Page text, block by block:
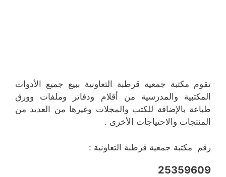
تقوم مكتبة جمعية قرطبة التعاونية ببيع جميع الأدوات
المكتبية والمدرسية من أقلام ودفاتر وملفات وورق
طباعة بالإضافة للكتب والمجلات وغيرها من العديد من
المنتجات والاحتياجات الأخرى .
رقم مكتبة جمعية قرطبة التعاونية :
25359609